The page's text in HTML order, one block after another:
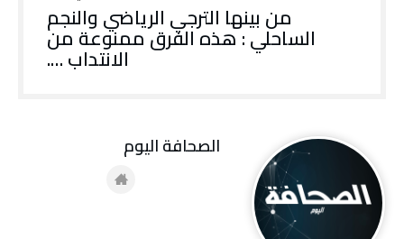
من بينها الترجي الرياضي والنجم
الساحلي : هذه الفرق ممنوعة من
الانتداب ….